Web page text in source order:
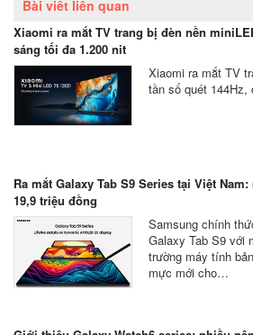
Bài viết liên quan
Xiaomi ra mắt TV trang bị đèn nền
sáng tối đa 1.200 nit
Xiaomi ra mắt TV
tần số quét 144Hz,
Ra mắt Galaxy Tab S9 Series tại Việt
19,9 triệu đồng
Samsung chính
Galaxy Tab S9 với
trường máy tính
mực mới cho…